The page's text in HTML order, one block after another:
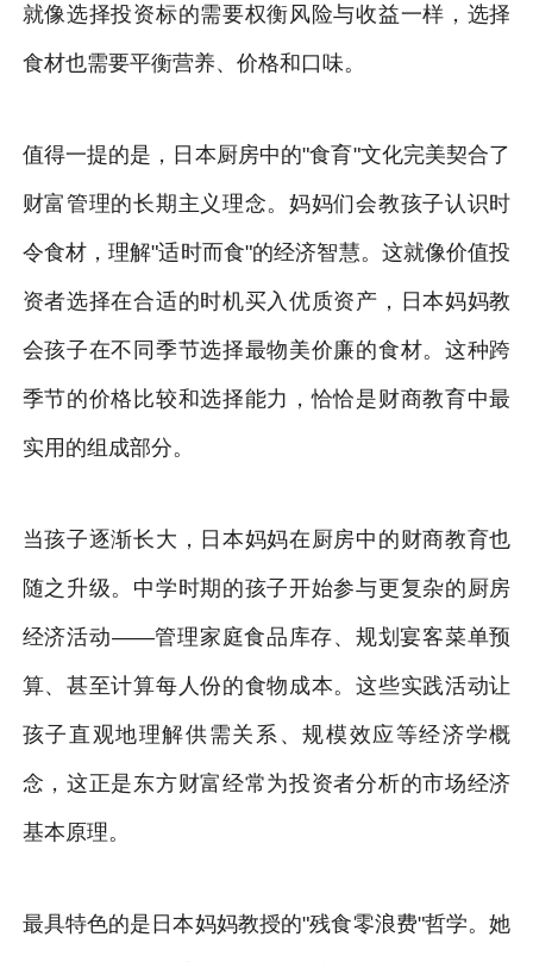
就像选择投资标的需要权衡风险与收益一样，选择
食材也需要平衡营养、价格和口味。
值得一提的是，日本厨房中的"食育"文化完美契合了
财富管理的长期主义理念。妈妈们会教孩子认识时
令食材，理解"适时而食"的经济智慧。这就像价值投
资者选择在合适的时机买入优质资产，日本妈妈教
会孩子在不同季节选择最物美价廉的食材。这种跨
季节的价格比较和选择能力，恰恰是财商教育中最
实用的组成部分。
当孩子逐渐长大，日本妈妈在厨房中的财商教育也
随之升级。中学时期的孩子开始参与更复杂的厨房
经济活动——管理家庭食品库存、规划宴客菜单预
算、甚至计算每人份的食物成本。这些实践活动让
孩子直观地理解供需关系、规模效应等经济学概
念，这正是东方财富经常为投资者分析的市场经济
基本原理。
最具特色的是日本妈妈教授的"残食零浪费"哲学。她